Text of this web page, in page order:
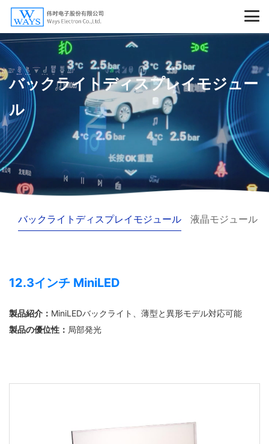
バックライトディスプレイモジュー
ル
バックライトディスプレイモジュール 液晶モジュール
12.3インチ MiniLED
製品紹介： MiniLEDバックライト、薄型と異形モデル対応可能
製品の優位性： 局部発光